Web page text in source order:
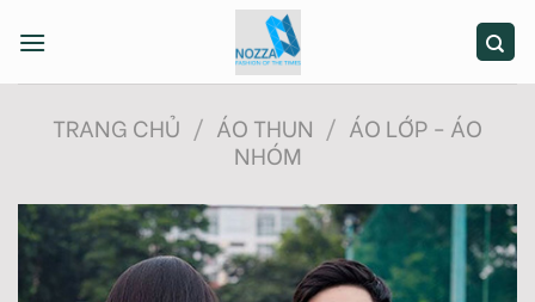
TRANG CHỦ / ÁO THUN / ÁO LỚP - ÁO
NHÓM